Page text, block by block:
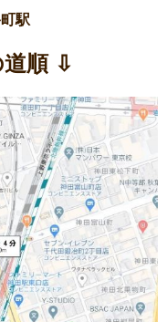
駅
道順 ⇩